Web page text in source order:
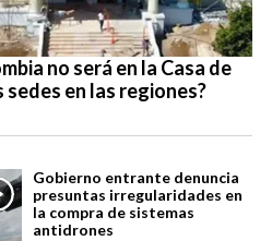
no será en la Casa de
sedes en las regiones?
Gobierno entrante denuncia
presuntas irregularidades en
la compra de sistemas
antidrones